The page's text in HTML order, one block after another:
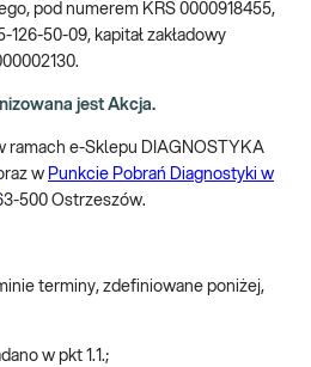
pod numerem KRS 0000918455,
126-50-09, kapitał zakładowy
jest Akcja.
ramach e-Sklepu DIAGNOSTYKA
w Punkcie Pobrań Diagnostyki w
500 Ostrzeszów.
terminy, zdefiniowane poniżej,
w pkt 1.1.;